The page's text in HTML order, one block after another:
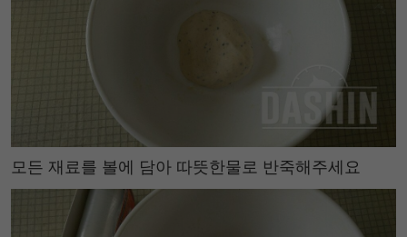
모든 재료를 볼에 담아 따뜻한물로 반죽해주세요